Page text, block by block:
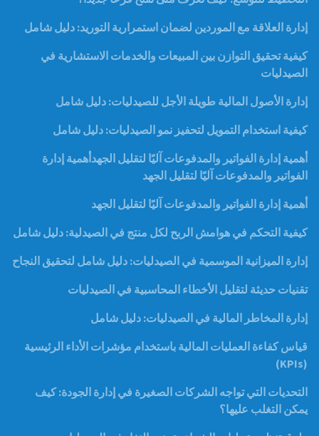
إدارة العلاقة مع الموردين لضمان استمرارية التوريد: دليل شامل
كيفية تحقيق التوازن بين المبيعات والخدمات الاستشارية في
الصيدليات
إدارة الأصول المالية طويلة الأجل للصيدليات: دليل شامل
كيفية استخدام التمويل لتحفيز نمو الصيدليات: دليل شامل
أهمية إدارة الفواتير والمدفوعات آليًا لتقليل الجهدأهمية إدارة
الفواتير والمدفوعات آليًا لتقليل الجهد
أهمية إدارة الفواتير والمدفوعات آليًا لتقليل الجهد
كيفية التحكم في هوامش الربح لكل منتج في الصيدلية: دليل شامل
إدارة الميزانية الموسمية في الصيدليات: دليل شامل لتحقيق النجاح
تقنيات حديثة لتقليل الأخطاء المحاسبية في الصيدليات
إدارة المخاطر المالية في الصيدليات: دليل شامل
قياس كفاءة العمليات المالية باستخدام مؤشرات الأداء الرئيسية
(KPIs)
التحديات التي تواجه الشركات الصغيرة في إدارة الجودة: كيف
يمكن التغلب عليها؟